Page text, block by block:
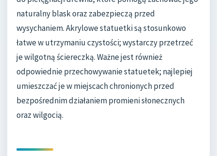
naturalny blask oraz zabezpieczą przed
wysychaniem. Akrylowe statuetki są stosunkowo
łatwe w utrzymaniu czystości; wystarczy przetrzeć
je wilgotną ściereczką. Ważne jest również
odpowiednie przechowywanie statuetek; najlepiej
umieszczać je w miejscach chronionych przed
bezpośrednim działaniem promieni słonecznych
oraz wilgocią.